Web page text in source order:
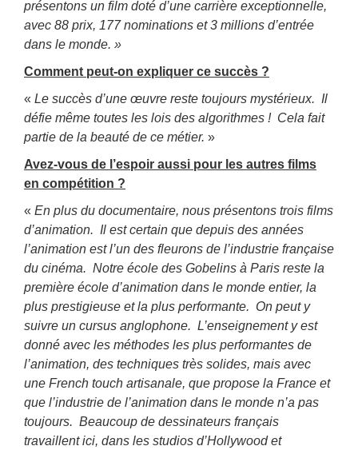
présentons un film doté d’une carrière exceptionnelle,
avec 88 prix, 177 nominations et 3 millions d’entrée
dans le monde. »
Comment peut-on expliquer ce succès ?
« Le succès d’une œuvre reste toujours mystérieux. Il
défie même toutes les lois des algorithmes ! Cela fait
partie de la beauté de ce métier. »
Avez-vous de l’espoir aussi pour les autres films
en compétition ?
« En plus du documentaire, nous présentons trois films
d’animation. Il est certain que depuis des années
l’animation est l’un des fleurons de l’industrie française
du cinéma. Notre école des Gobelins à Paris reste la
première école d’animation dans le monde entier, la
plus prestigieuse et la plus performante. On peut y
suivre un cursus anglophone. L’enseignement y est
donné avec les méthodes les plus performantes de
l’animation, des techniques très solides, mais avec
une French touch artisanale, que propose la France et
que l’industrie de l’animation dans le monde n’a pas
toujours. Beaucoup de dessinateurs français
travaillent ici, dans les studios d’Hollywood et